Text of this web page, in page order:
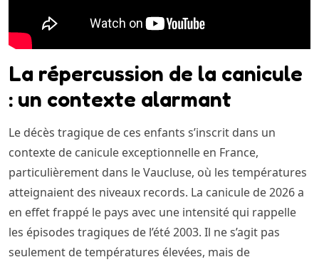
La répercussion de la canicule
: un contexte alarmant
Le décès tragique de ces enfants s’inscrit dans un
contexte de canicule exceptionnelle en France,
particulièrement dans le Vaucluse, où les températures
atteignaient des niveaux records. La canicule de 2026 a
en effet frappé le pays avec une intensité qui rappelle
les épisodes tragiques de l’été 2003. Il ne s’agit pas
seulement de températures élevées, mais de